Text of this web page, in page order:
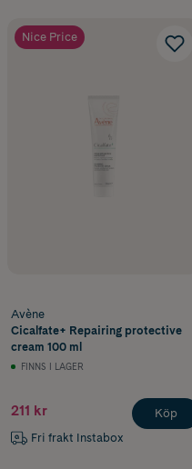
Nice Price
Avène
Cicalfate+ Repairing protective
cream 100 ml
FINNS I LAGER
211 kr
Fri frakt Instabox
Köp